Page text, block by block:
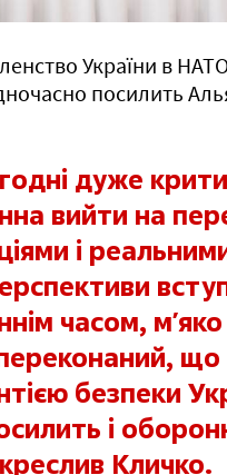
України в
посилить
дуже
вийти на
і
часом,
безпеки
і
Кличко.